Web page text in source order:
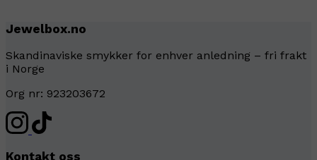
Jewelbox.no
Skandinaviske smykker for enhver anledning – fri frakt
i Norge
Org nr: 923203672
Kontakt oss